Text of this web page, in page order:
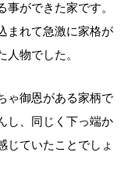
ができた家です。
まれて急激に家格が
人物でした。
ゃ御恩がある家柄で
し、同じく下っ端か
じていたことでしょ